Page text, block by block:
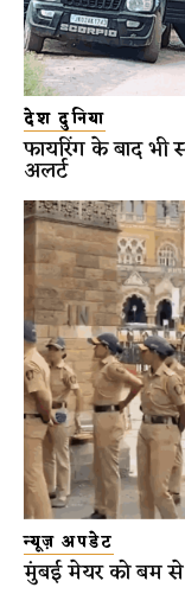
देश दुनिया
फायरिंग के बाद भी
अलर्ट
न्यूज़ अपडेट
मुंबई मेयर को बम